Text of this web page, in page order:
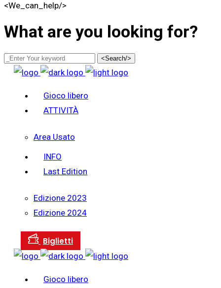
<We_can_help/>
What are you looking for?
<Search/>
Gioco libero
ATTIVITÀ
Area Usato
INFO
Last Edition
Edizione 2023
Edizione 2024
Gioco libero